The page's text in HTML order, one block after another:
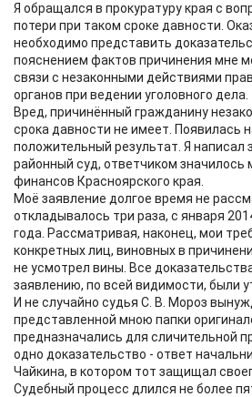
Я обращался в прокуратуру края с
потери при таком сроке давности.
необходимо представить
пояснением фактов причинения мне
связи с незаконными действиями
органов при ведении уголовного дела.
Вред, причинённый гражданину
срока давности не имеет. Появилась
положительный результат. Я написал
районный суд, ответчиком значилось
финансов Красноярского края.
Моё заявление долгое время не
откладывалось три раза, с января
года. Рассматривая, наконец, мои
конкретных лиц, виновных в
не усмотрел вины. Все
заявлению, по всей видимости, были
И не случайно судья С. В. Мороз
представленной мною папки
предназначались для сличительной
одно доказательство - ответ
Чайкина, в котором тот защищал
Судебный процесс длился не более